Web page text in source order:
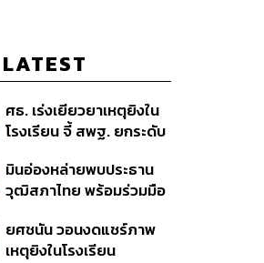
LATEST
ศธ. เร่งเยียวยาเหตุยิงใน
โรงเรียน จี้ สพฐ. ยกระดับ
ผบ.ตร. สั่งเช็กประวัติผู้ก่อ
เหตุ หลังพบยิงจุดตาย
มินอ่องหล่ายพบประธาน
วุฒิสภาไทย พร้อมร่วมมือ
ข้ามแดน-สารพิษในแม่น้ำ
ยศชนัน วอนงดแชร์ภาพ
เหตุยิงในโรงเรียน